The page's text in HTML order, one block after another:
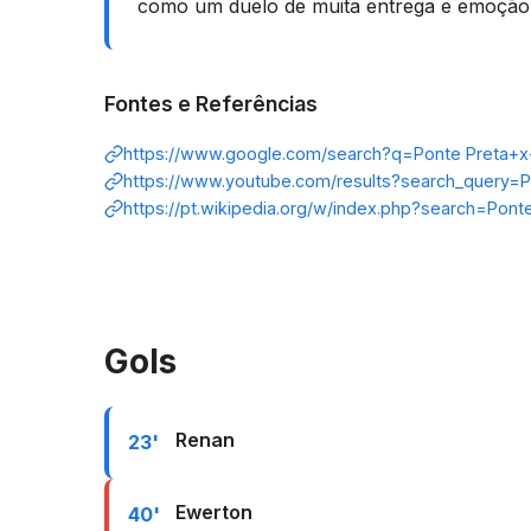
como um duelo de muita entrega e
Fontes e Referências
https://www.google.com/search?q=Ponte
https://www.youtube.com/
https://pt.wikipedia.org/w/
Gols
23' Renan
40' Ewerton